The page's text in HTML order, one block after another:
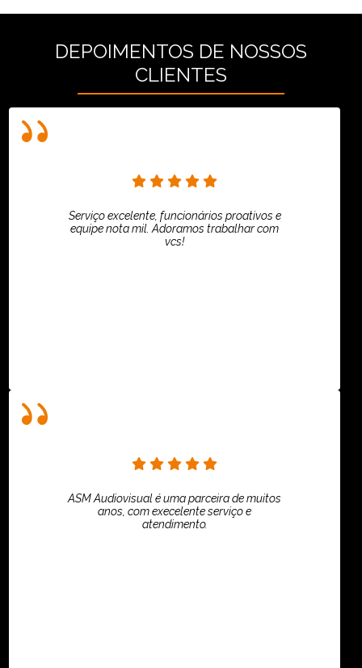
DEPOIMENTOS DE NOSSOS
CLIENTES
Serviço excelente, funcionários proativos e
equipe nota mil. Adoramos trabalhar com
vcs!
ASM Audiovisual é uma parceira de muitos
anos, com execelente serviço e
atendimento.